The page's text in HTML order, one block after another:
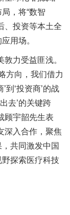
，将“数智
、投资等本土全
用场。
力受益匪浅。
方向，我们借力
到‘投资商’的战
去’的关键跨
顾宇韶先生表
深入合作，聚焦
共同激发中国
探索医疗科技